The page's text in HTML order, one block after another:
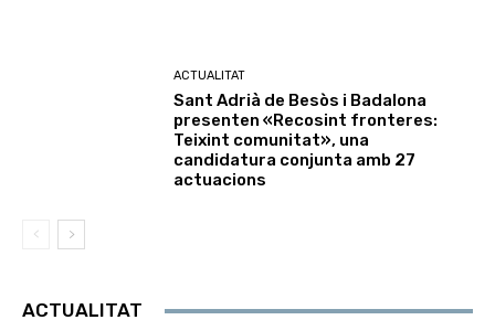
ACTUALITAT
Sant Adrià de Besòs i Badalona
presenten «Recosint fronteres:
Teixint comunitat», una
candidatura conjunta amb 27
actuacions
ACTUALITAT